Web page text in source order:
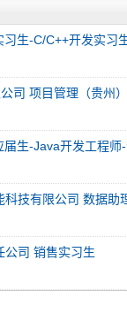
司 项目管理（贵州）
生-Java开发工程师
公司 销售实习生